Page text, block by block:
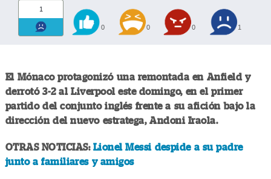
1
0 0 0 1
El Mónaco protagonizó una remontada en Anfield y
derrotó 3-2 al Liverpool este domingo, en el primer
partido del conjunto inglés frente a su afición bajo la
dirección del nuevo estratega, Andoni Iraola.
OTRAS NOTICIAS: Lionel Messi despide a su padre
junto a familiares y amigos